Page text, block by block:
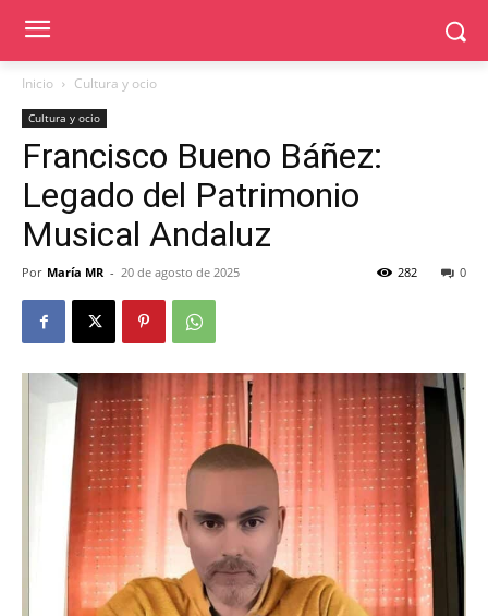
Inicio Cultura y ocio
Cultura y ocio
Francisco Bueno Báñez:
Legado del Patrimonio
Musical Andaluz
Por María MR - 20 de agosto de 2025 0
282